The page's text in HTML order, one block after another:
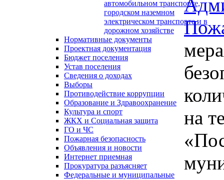
автомобильном транспорте,
городском наземном
электрическом транспорте и в
дорожном хозяйстве
Нормативные документы
Проектная документация
Бюджет поселения
Устав поселения
Сведения о доходах
Выборы
Противодействие коррупции
Образование и Здравоохранение
Культура и спорт
ЖКХ и Социальная защита
ГО и ЧС
Пожарная безопасность
Объявления и новости
Интернет приемная
Прокуратура разъясняет
Федеральные и муниципальные
на